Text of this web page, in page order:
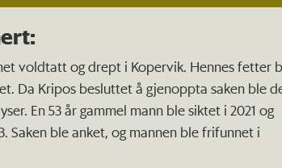
voldtatt og drept i Kopervik. Hennes fetter
Da Kripos besluttet å gjenoppta saken ble
En 53 år gammel mann ble siktet i 2021 og
Saken ble anket, og mannen ble frifunnet i